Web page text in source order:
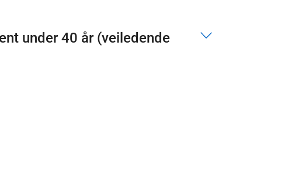
under 40 år (veiledende